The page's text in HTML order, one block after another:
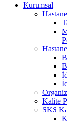
Kurumsal
Kalite
SKS